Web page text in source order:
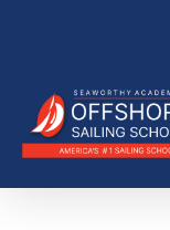
principal